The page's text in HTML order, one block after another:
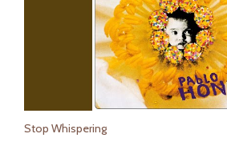
Stop Whispering